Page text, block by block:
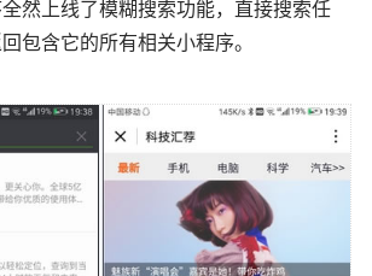
然上线了模糊搜索功能，直接搜索任
包含它的所有相关小程序。